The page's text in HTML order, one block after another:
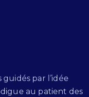
par l’idée
au patient des